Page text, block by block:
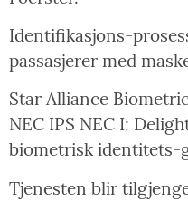
Identifikasjons-
passasjerer med
Star Alliance
NEC IPS NEC I:
biometrisk identitets-
Tjenesten blir